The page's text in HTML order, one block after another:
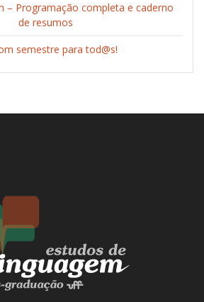
– Programação completa e caderno
de resumos
semestre para tod@s!